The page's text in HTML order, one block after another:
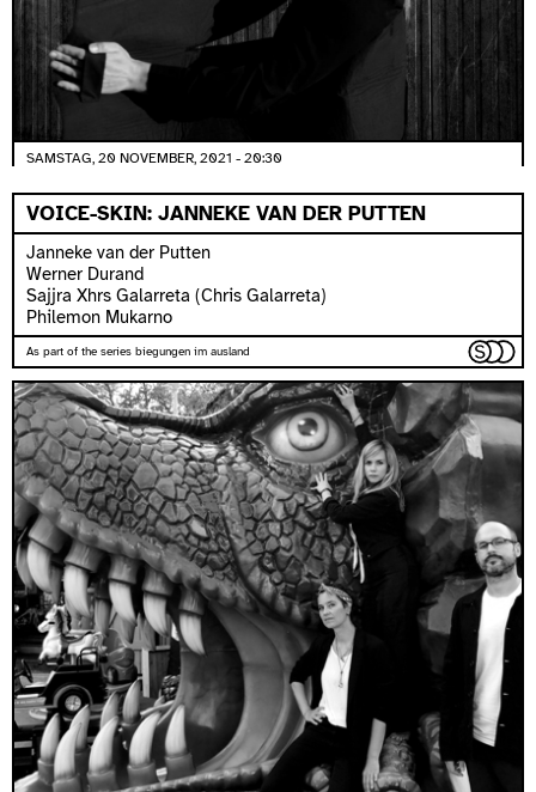
SAMSTAG, 20 NOVEMBER, 2021 - 20:30
VOICE-SKIN: JANNEKE VAN DER PUTTEN
Janneke van der Putten
Werner Durand
Sajjra Xhrs Galarreta (Chris Galarreta)
Philemon Mukarno
As part of the series biegungen im ausland